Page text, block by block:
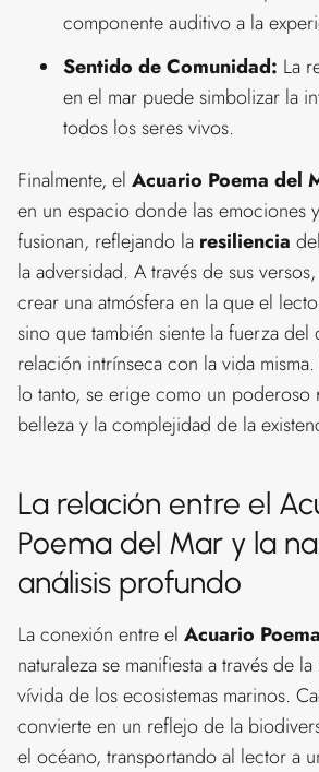
componente auditivo a la
Sentido de Comunidad: La
en el mar puede simbolizar la
todos los seres vivos.
Finalmente, el Acuario Poema del
en un espacio donde las emociones
fusionan, reflejando la resiliencia
la adversidad. A través de sus
crear una atmósfera en la que el
sino que también siente la fuerza del
relación intrínseca con la vida
lo tanto, se erige como un
belleza y la complejidad de la
La relación entre el
Poema del Mar y la
análisis profundo
La conexión entre el Acuario
naturaleza se manifiesta a través de
vívida de los ecosistemas marinos.
convierte en un reflejo de la
el océano, transportando al lector a